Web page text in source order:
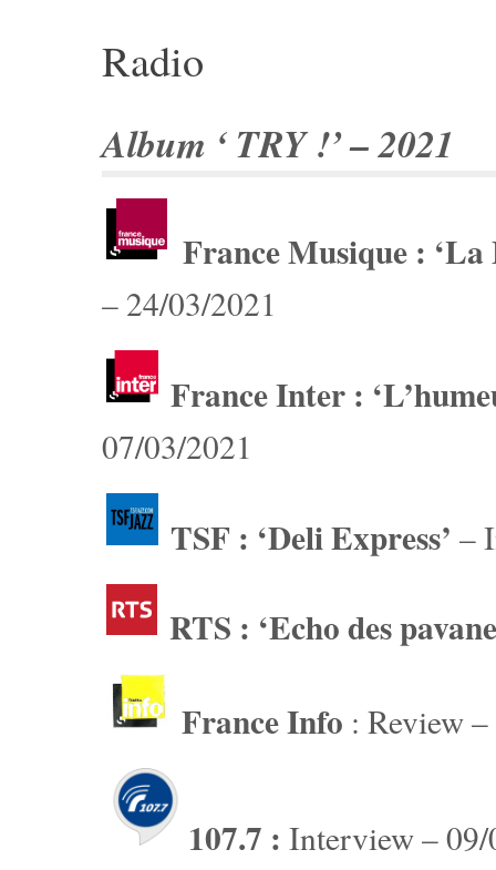
Radio
Album ‘ TRY !’ – 2021
France Musique : ‘La
– 24/03/2021
France Inter :
07/03/2021
TSF : ‘Deli Express’ –
RTS : ‘Echo des
France Info : Review
107.7 : Interview –